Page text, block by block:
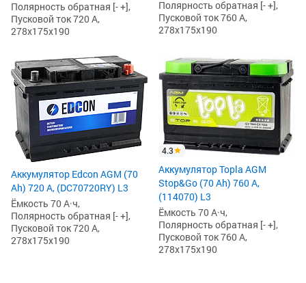
Полярность обратная [- +],
Пусковой ток 720 А,
278x175x190
Полярность обратная [- +],
Пусковой ток 760 А,
278x175x190
Аккумулятор Edcon AGM (70
Ah) 720 А, (DC70720RY) L3
Ёмкость 70 А·ч,
Полярность обратная [- +],
Пусковой ток 720 А,
278x175x190
4.3
Аккумулятор Topla AGM
Stop&Go (70 Ah) 760 А,
(114070) L3
Ёмкость 70 А·ч,
Полярность обратная [- +],
Пусковой ток 760 А,
278x175x190